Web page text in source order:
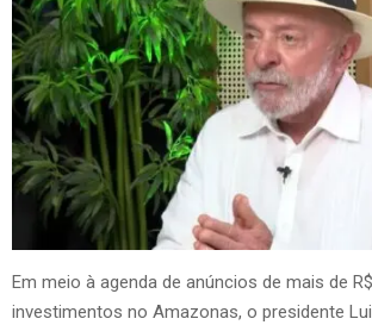
Em meio à agenda de anúncios de mais de
investimentos no Amazonas, o presidente